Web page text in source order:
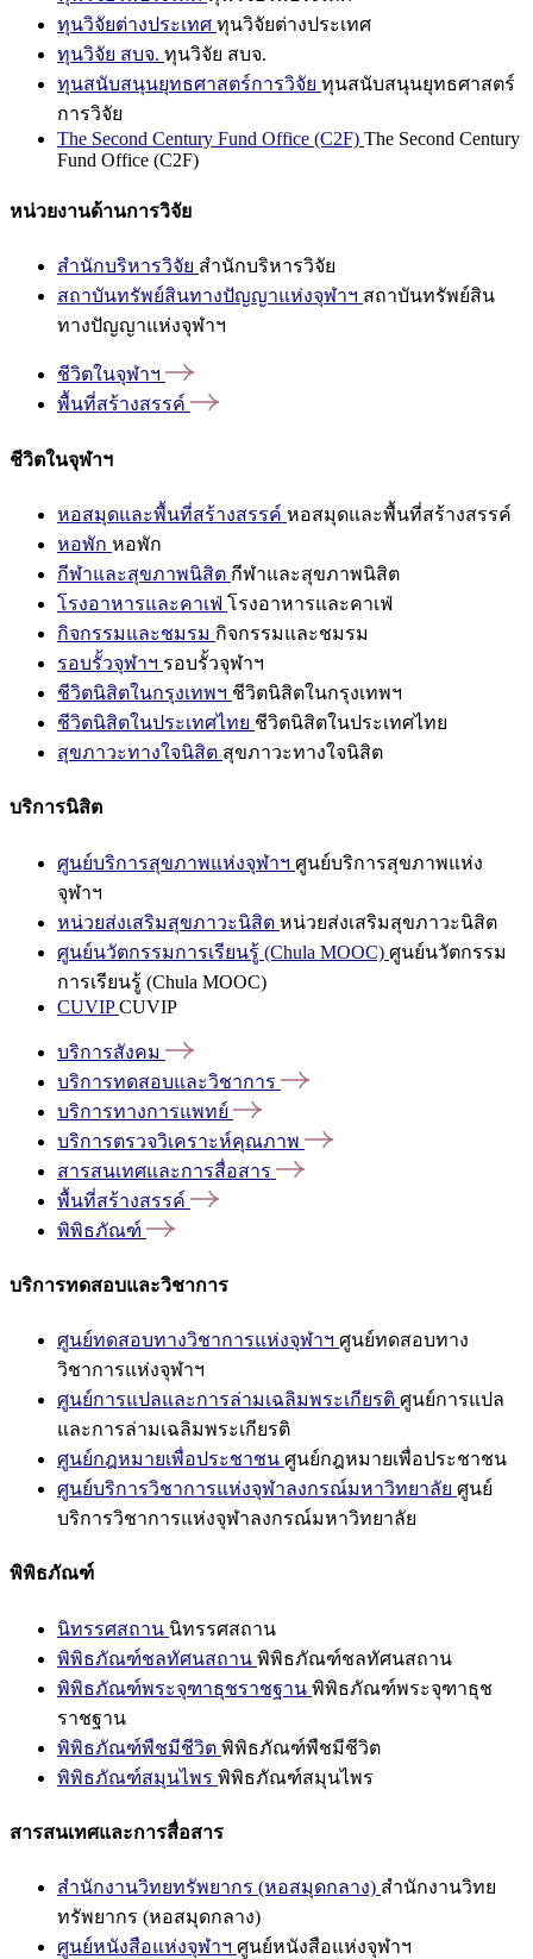
ทุนวิจัยต่างประเทศ ทุนวิจัยต่างประเทศ
ทุนวิจัย สบจ. ทุนวิจัย สบจ.
ทุนสนับสนุนยุทธศาสตร์การวิจัย ทุนสนับสนุนยุทธศาสตร์
การวิจัย
The Second Century Fund Office (C2F) The Second Century
Fund Office (C2F)
หน่วยงานด้านการวิจัย
สำนักบริหารวิจัย สำนักบริหารวิจัย
สถาบันทรัพย์สินทางปัญญาแห่งจุฬาฯ สถาบันทรัพย์สิน
ทางปัญญาแห่งจุฬาฯ
ชีวิตในจุฬาฯ
พื้นที่สร้างสรรค์
ชีวิตในจุฬาฯ
หอสมุดและพื้นที่สร้างสรรค์ หอสมุดและพื้นที่สร้างสรรค์
หอพัก หอพัก
กีฬาและสุขภาพนิสิต กีฬาและสุขภาพนิสิต
โรงอาหารและคาเฟ่ โรงอาหารและคาเฟ่
กิจกรรมและชมรม กิจกรรมและชมรม
รอบรั้วจุฬาฯ รอบรั้วจุฬาฯ
ชีวิตนิสิตในกรุงเทพฯ ชีวิตนิสิตในกรุงเทพฯ
ชีวิตนิสิตในประเทศไทย ชีวิตนิสิตในประเทศไทย
สุขภาวะทางใจนิสิต สุขภาวะทางใจนิสิต
บริการนิสิต
ศูนย์บริการสุขภาพแห่งจุฬาฯ ศูนย์บริการสุขภาพแห่ง
จุฬาฯ
หน่วยส่งเสริมสุขภาวะนิสิต หน่วยส่งเสริมสุขภาวะนิสิต
ศูนย์นวัตกรรมการเรียนรู้ (Chula MOOC) ศูนย์นวัตกรรม
การเรียนรู้ (Chula MOOC)
CUVIPCUVIP
บริการสังคม
บริการทดสอบและวิชาการ
บริการทางการแพทย์
บริการตรวจวิเคราะห์คุณภาพ
สารสนเทศและการสื่อสาร
พื้นที่สร้างสรรค์
พิพิธภัณฑ์
บริการทดสอบและวิชาการ
ศูนย์ทดสอบทางวิชาการแห่งจุฬาฯ ศูนย์ทดสอบทาง
วิชาการแห่งจุฬาฯ
ศูนย์การแปลและการล่ามเฉลิมพระเกียรติ ศูนย์การแปล
และการล่ามเฉลิมพระเกียรติ
ศูนย์กฎหมายเพื่อประชาชน ศูนย์กฎหมายเพื่อประชาชน
ศูนย์บริการวิชาการแห่งจุฬาลงกรณ์มหาวิทยาลัย ศูนย์
บริการวิชาการแห่งจุฬาลงกรณ์มหาวิทยาลัย
พิพิธภัณฑ์
นิทรรศสถาน นิทรรศสถาน
พิพิธภัณฑ์ชลทัศนสถาน พิพิธภัณฑ์ชลทัศนสถาน
พิพิธภัณฑ์พระจุฑาธุชราชฐาน พิพิธภัณฑ์พระจุฑาธุช
ราชฐาน
พิพิธภัณฑ์พืชมีชีวิต พิพิธภัณฑ์พืชมีชีวิต
พิพิธภัณฑ์สมุนไพร พิพิธภัณฑ์สมุนไพร
สารสนเทศและการสื่อสาร
สำนักงานวิทยทรัพยากร (หอสมุดกลาง) สำนักงานวิทย
ทรัพยากร (หอสมุดกลาง)
ศูนย์หนังสือแห่งจุฬาฯ ศูนย์หนังสือแห่งจุฬาฯ